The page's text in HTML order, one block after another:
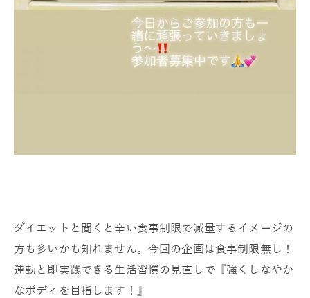
ダイエットと聞くと辛い食事制限で減量するイメージの
方も多いかも知れません。今回の企画は食事制限無し！
運動と即実践できる生活習慣の見直しで『強くしなやか
なボディを目指します！』